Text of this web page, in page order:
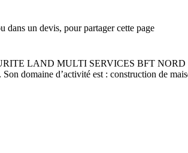
dans un devis, pour partager cette page
LAND MULTI SERVICES BFT
. Son domaine d’activité est : construction de